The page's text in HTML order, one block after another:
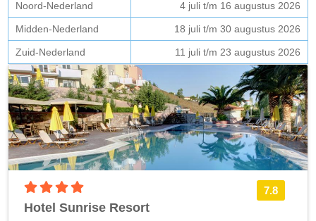
Noord-Nederland 4 juli t/m 16 augustus 2026
Midden-Nederland 18 juli t/m 30 augustus 2026
Zuid-Nederland 11 juli t/m 23 augustus 2026
7.8
Hotel Sunrise Resort